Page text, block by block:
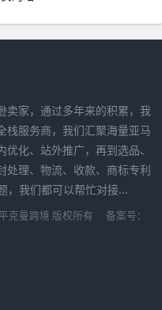
卖家，通过多年来的积累，我
栈服务商，我们汇聚海量亚马
化、站外推广，再到选品、
处理、物流、收款、商标专利
，我们都可以帮忙对接...
克曼跨境 版权所有
备案号：